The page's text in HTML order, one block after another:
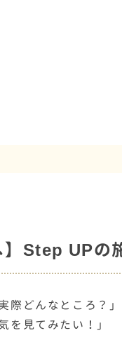
】Step UPの
際どんなところ？」
を見てみたい！」